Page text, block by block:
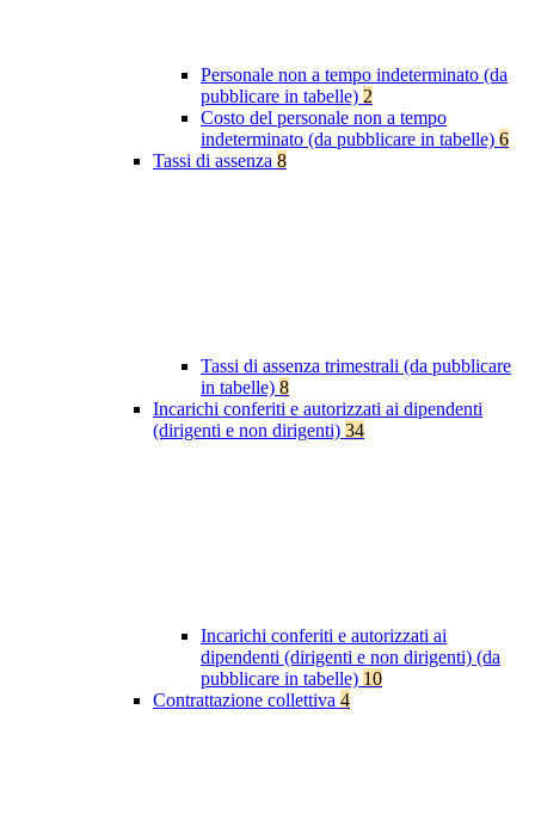
Personale non a tempo indeterminato (da
pubblicare in tabelle) 2
Costo del personale non a tempo
indeterminato (da pubblicare in tabelle) 6
Tassi di assenza 8
Tassi di assenza trimestrali (da pubblicare
in tabelle) 8
Incarichi conferiti e autorizzati ai dipendenti
(dirigenti e non dirigenti) 34
Incarichi conferiti e autorizzati ai
dipendenti (dirigenti e non dirigenti) (da
pubblicare in tabelle) 10
Contrattazione collettiva 4